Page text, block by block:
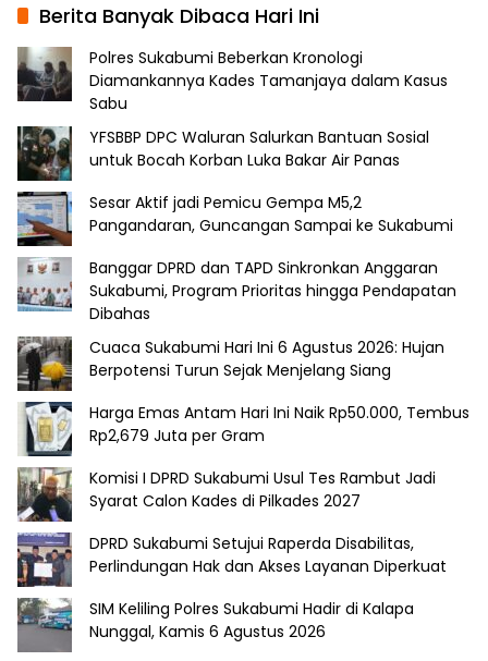
Berita Banyak Dibaca Hari Ini
Polres Sukabumi Beberkan Kronologi
Diamankannya Kades Tamanjaya dalam Kasus
Sabu
YFSBBP DPC Waluran Salurkan Bantuan Sosial
untuk Bocah Korban Luka Bakar Air Panas
Sesar Aktif jadi Pemicu Gempa M5,2
Pangandaran, Guncangan Sampai ke Sukabumi
Banggar DPRD dan TAPD Sinkronkan Anggaran
Sukabumi, Program Prioritas hingga Pendapatan
Dibahas
Cuaca Sukabumi Hari Ini 6 Agustus 2026: Hujan
Berpotensi Turun Sejak Menjelang Siang
Harga Emas Antam Hari Ini Naik Rp50.000, Tembus
Rp2,679 Juta per Gram
Komisi I DPRD Sukabumi Usul Tes Rambut Jadi
Syarat Calon Kades di Pilkades 2027
DPRD Sukabumi Setujui Raperda Disabilitas,
Perlindungan Hak dan Akses Layanan Diperkuat
SIM Keliling Polres Sukabumi Hadir di Kalapa
Nunggal, Kamis 6 Agustus 2026